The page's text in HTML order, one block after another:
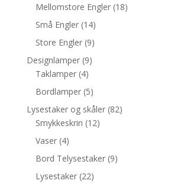
Mellomstore Engler (18)
Små Engler (14)
Store Engler (9)
Designlamper (9)
Taklamper (4)
Bordlamper (5)
Lysestaker og skåler (82)
Smykkeskrin (12)
Vaser (4)
Bord Telysestaker (9)
Lysestaker (22)